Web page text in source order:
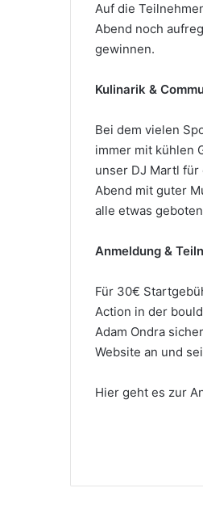
Auf die
Abend noch
gewinnen.
Kulinarik &
Bei dem vielen
immer mit kühlen
unser DJ Martl
Abend mit guter
alle etwas
Anmeldung &
Für 30€
Action in der
Adam Ondra
Website an und
Hier geht es zur